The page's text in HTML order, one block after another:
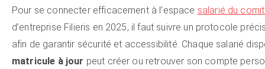
Pour se connecter efficacement à l’espace salarié du
d’entreprise Filieris en 2025, il faut suivre un protocole
afin de garantir sécurité et accessibilité. Chaque salarié
matricule à jour peut créer ou retrouver son compte